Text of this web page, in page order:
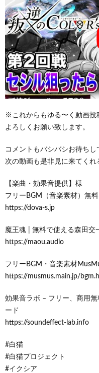
※これからもゆる〜く動画投
よろしくお願い致します。
コメントもバシバシお待ちし
次の動画も是非見に来てくれ
【楽曲・効果音提供】様
フリーBGM（音楽素材）無
https://dova-s.jp
魔王魂 | 無料で使える森田交
https://maou.audio
フリーBGM・音楽素材
https://musmus.main.jp/
効果音ラボ – フリー、商用
ード
https://soundeffect-lab.info
#白猫
#白猫プロジェクト
#イクシア